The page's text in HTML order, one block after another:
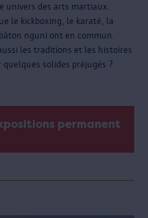
univers des arts martiaux.
le kickboxing, le karaté, la
nguni ont en commun.
les traditions et les histoires
solides préjugés ?
permanent